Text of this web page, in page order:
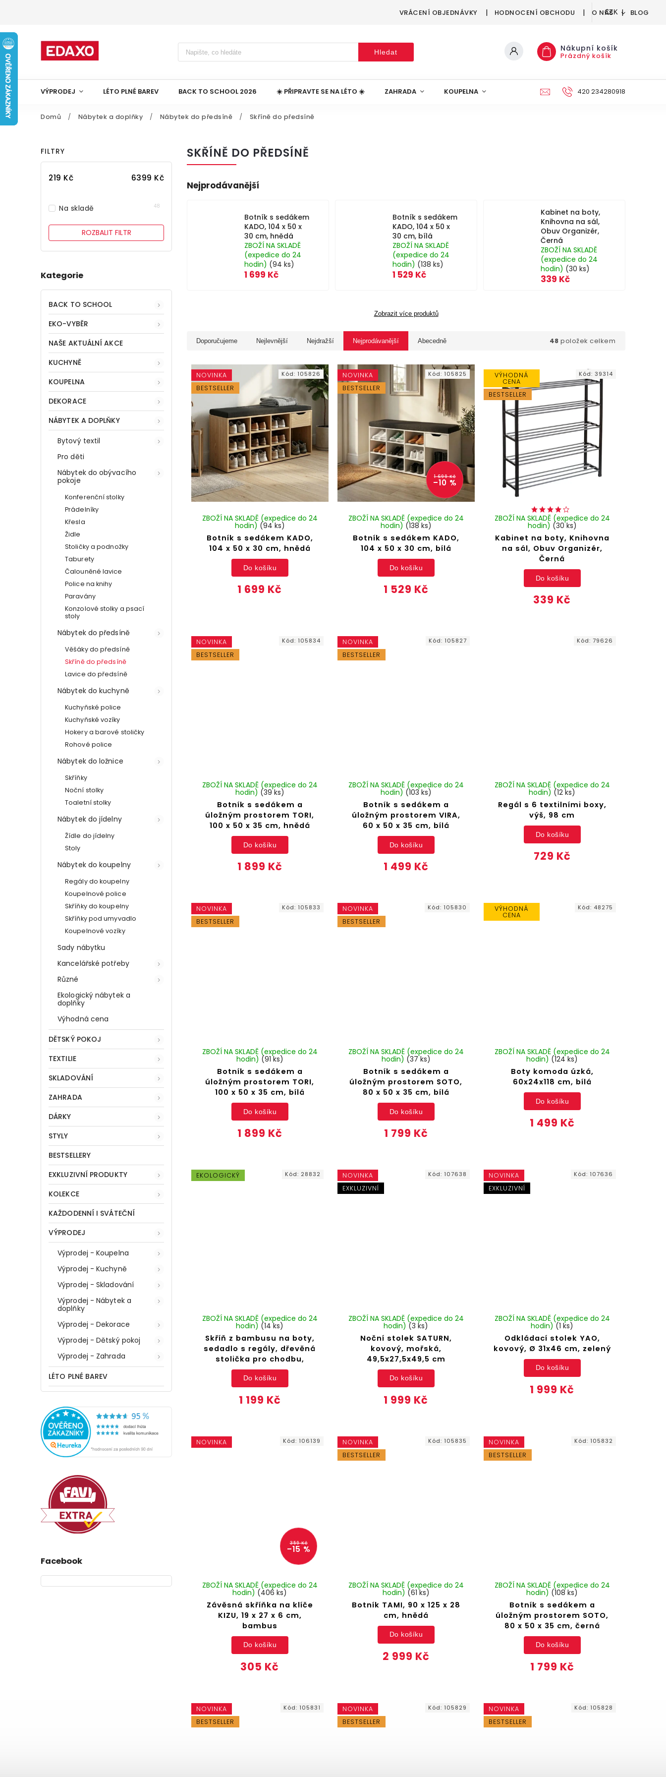
VRÁCENÍ OBJEDNÁVKY HODNOCENÍ OBCHODU O NÁS BLOG
CZK
Hledat Nákupní košík
Prázdný košík
VÝPRODEJ LÉTO PLNÉ BAREV BACK TO SCHOOL 2026 ☀️ PŘIPRAVTE SE NA LÉTO ☀️ ZAHRADA KOUPELNA DEKORACE
420 234280918
Domů / Nábytek a doplňky / Nábytek do předsíně / Skříně do předsíně
FILTRY
219 Kč 6399 Kč
Na skladě 48
ROZBALIT FILTR
Kategorie
BACK TO SCHOOL
EKO-VYBĚR
NAŠE AKTUÁLNÍ AKCE
KUCHYNĚ
KOUPELNA
DEKORACE
NÁBYTEK A DOPLŇKY
Bytový textil
Pro děti
Nábytek do obývacího
pokoje
Konferenční stolky
Prádelníky
Křesla
Židle
Stoličky a podnožky
Taburety
Čalouněné lavice
Police na knihy
Paravány
Konzolové stolky a psací
stoly
Nábytek do předsíně
Věšáky do předsíně
Skříně do předsíně
Lavice do předsíně
Nábytek do kuchyně
Kuchyňské police
Kuchyňské vozíky
Hokery a barové stoličky
Rohové police
Nábytek do ložnice
Skříňky
Noční stolky
Toaletní stolky
Nábytek do jídelny
Žídle do jídelny
Stoly
Nábytek do koupelny
Regály do koupelny
Koupelnové police
Skříňky do koupelny
Skříňky pod umyvadlo
Koupelnové vozíky
Sady nábytku
Kancelářské potřeby
Různé
Ekologický nábytek a
doplňky
Výhodná cena
DĚTSKÝ POKOJ
TEXTILIE
SKLADOVÁNÍ
ZAHRADA
DÁRKY
STYLY
BESTSELLERY
EXKLUZIVNÍ PRODUKTY
KOLEKCE
KAŽDODENNÍ I SVÁTEČNÍ
VÝPRODEJ
Výprodej - Koupelna
Výprodej - Kuchyně
Výprodej - Skladování
Výprodej - Nábytek a
doplňky
Výprodej - Dekorace
Výprodej - Dětský pokoj
Výprodej - Zahrada
LÉTO PLNÉ BAREV
Facebook
SKŘÍNĚ DO PŘEDSÍNĚ
Nejprodávanější
Botník s sedákem
KADO, 104 x 50 x
30 cm, hnědá
ZBOŽÍ NA SKLADĚ
(expedice do 24
hodin) (94 ks)
1 699 Kč
Botník s sedákem
KADO, 104 x 50 x
30 cm, bílá
ZBOŽÍ NA SKLADĚ
(expedice do 24
hodin) (138 ks)
1 529 Kč
Kabinet na boty,
Knihovna na sál,
Obuv Organizér,
Černá
ZBOŽÍ NA SKLADĚ
(expedice do 24
hodin) (30 ks)
339 Kč
Zobrazit více produktů
Doporučujeme Nejlevnější Nejdražší Nejprodávanější Abecedně 48 položek celkem
NOVINKA
BESTSELLER
Botník s sedákem KADO,
104 x 50 x 30 cm, hnědá
ZBOŽÍ NA SKLADĚ (expedice do 24
hodin) (94 ks)
1 699 Kč
Do košíku
Kód: 105826
NOVINKA
BESTSELLER
1 699 Kč
–10 %
Botník s sedákem KADO,
104 x 50 x 30 cm, bílá
ZBOŽÍ NA SKLADĚ (expedice do 24
hodin) (138 ks)
1 529 Kč
Do košíku
Kód: 105825 VÝHODNÁ
CENA
BESTSELLER
Kabinet na boty, Knihovna
na sál, Obuv Organizér,
Černá
ZBOŽÍ NA SKLADĚ (expedice do 24
hodin) (30 ks)
339 Kč
Do košíku
Kód:39314
NOVINKA
BESTSELLER
Botník s sedákem a
úložným prostorem TORI,
100 x 50 x 35 cm, hnědá
ZBOŽÍ NA SKLADĚ (expedice do 24
hodin) (39 ks)
1 899 Kč
Do košíku
Kód: 105834
NOVINKA
BESTSELLER
Botník s sedákem a
úložným prostorem VIRA,
60 x 50 x 35 cm, bílá
ZBOŽÍ NA SKLADĚ (expedice do 24
hodin) (103 ks)
1 499 Kč
Do košíku
Kód: 105827
Regál s 6 textilními boxy,
výš, 98 cm
ZBOŽÍ NA SKLADĚ (expedice do 24
hodin) (12 ks)
729 Kč
Do košíku
Kód:79626
NOVINKA
BESTSELLER
Botník s sedákem a
úložným prostorem TORI,
100 x 50 x 35 cm, bílá
ZBOŽÍ NA SKLADĚ (expedice do 24
hodin) (91 ks)
1 899 Kč
Do košíku
Kód: 105833
NOVINKA
BESTSELLER
Botník s sedákem a
úložným prostorem SOTO,
80 x 50 x 35 cm, bílá
ZBOŽÍ NA SKLADĚ (expedice do 24
hodin) (37 ks)
1 799 Kč
Do košíku
Kód: 105830 VÝHODNÁ
CENA
Boty komoda úzká,
60x24x118 cm, bílá
ZBOŽÍ NA SKLADĚ (expedice do 24
hodin) (124 ks)
1 499 Kč
Do košíku
Kód: 48275
EKOLOGICKÝ
Skříň z bambusu na boty,
sedadlo s regály, dřevěná
stolička pro chodbu,
ZBOŽÍ NA SKLADĚ (expedice do 24
hodin) (14 ks)
1 199 Kč
Do košíku
Kód: 28832
NOVINKA
EXKLUZIVNÍ
Noční stolek SATURN,
kovový, mořská,
49,5x27,5x49,5 cm
ZBOŽÍ NA SKLADĚ (expedice do 24
hodin) (3 ks)
1 999 Kč
Do košíku
Kód: 107638
NOVINKA
EXKLUZIVNÍ
Odkládací stolek YAO,
kovový, Ø 31x46 cm, zelený
ZBOŽÍ NA SKLADĚ (expedice do 24
hodin)(1 ks)
1 999 Kč
Do košíku
Kód: 107636
NOVINKA
359 Kč
–15 %
Závěsná skříňka na klíče
KIZU, 19 x 27 x 6 cm,
bambus
ZBOŽÍ NA SKLADĚ (expedice do 24
hodin) (406 ks)
305 Kč
Do košíku
Kód: 106139
NOVINKA
BESTSELLER
Botník TAMI, 90 x 125 x 28
cm, hnědá
ZBOŽÍ NA SKLADĚ (expedice do 24
hodin) (61 ks)
2 999 Kč
Do košíku
Kód: 105835
NOVINKA
BESTSELLER
Botník s sedákem a
úložným prostorem SOTO,
80 x 50 x 35 cm, černá
ZBOŽÍ NA SKLADĚ (expedice do 24
hodin) (108 ks)
1 799 Kč
Do košíku
Kód: 105832
NOVINKA
BESTSELLER
Kód: 105831
NOVINKA
BESTSELLER
Kód: 105829
NOVINKA
BESTSELLER
Kód: 105828